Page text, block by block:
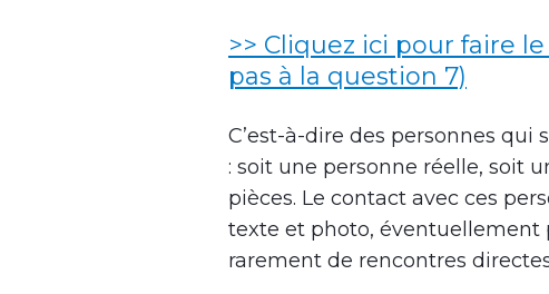
>> Cliquez ici pour faire
pas à la question 7)
C’est-à-dire des personnes qui
: soit une personne réelle, soit
pièces. Le contact avec ces
texte et photo, éventuellement
rarement de rencontres